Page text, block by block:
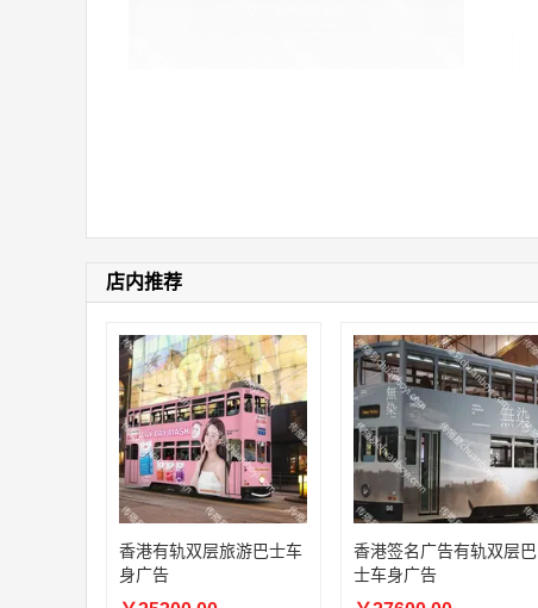
店内推荐
香港有轨双层旅游巴士车
身广告
香港签名广告有轨双层巴
士车身广告